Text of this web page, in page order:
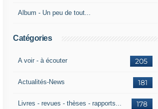
Album - Un peu de tout...
Catégories
205
A voir - à écouter
181
Actualités-News
178
Livres - revues - thèses - rapports...